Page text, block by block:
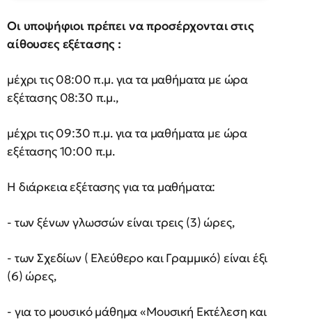
Οι υποψήφιοι πρέπει να προσέρχονται στις
αίθουσες εξέτασης :
μέχρι τις 08:00 π.μ. για τα μαθήματα με ώρα
εξέτασης 08:30 π.μ.,
μέχρι τις 09:30 π.μ. για τα μαθήματα με ώρα
εξέτασης 10:00 π.μ.
Η διάρκεια εξέτασης για τα μαθήματα:
- των ξένων γλωσσών είναι τρεις (3) ώρες,
- των Σχεδίων ( Ελεύθερο και Γραμμικό) είναι έξι
(6) ώρες,
- για το μουσικό μάθημα «Μουσική Εκτέλεση και